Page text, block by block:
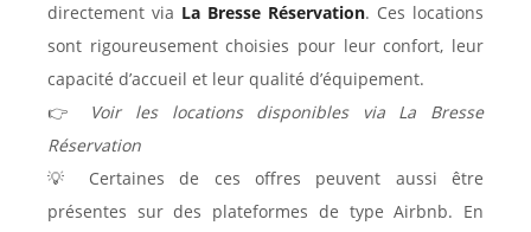
directement via La Bresse Réservation. Ces locations
sont rigoureusement choisies pour leur confort, leur
capacité d’accueil et leur qualité d’équipement.
👉 Voir les locations disponibles via La Bresse
Réservation
💡 Certaines de ces offres peuvent aussi être
présentes sur des plateformes de type Airbnb. En